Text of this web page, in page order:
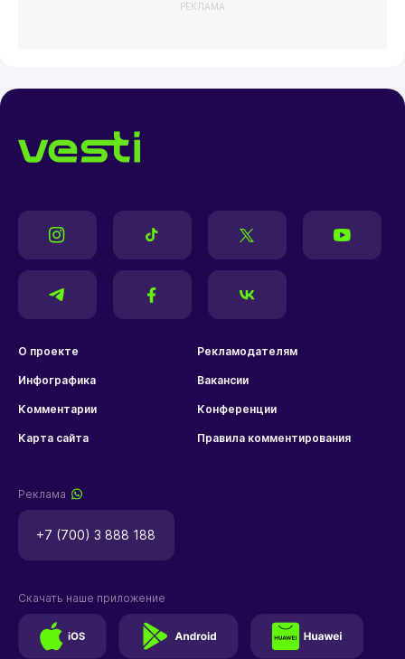
РЕКЛАМА
О проекте Рекламодателям
Инфографика Вакансии
Комментарии Конференции
Карта сайта Правила комментирования
Реклама
+7 (700) 3 888 188
Скачать наше приложение